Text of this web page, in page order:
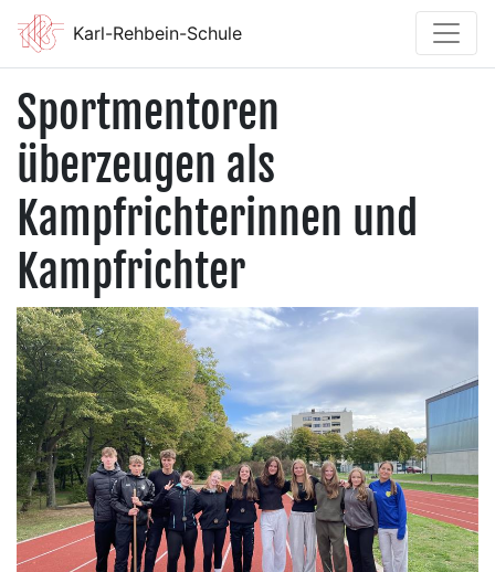
Karl-Rehbein-Schule
Sportmentoren
überzeugen als
Kampfrichterinnen und
Kampfrichter